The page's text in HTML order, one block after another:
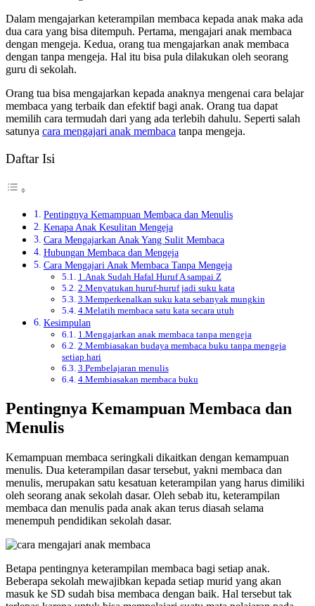
Dalam mengajarkan keterampilan membaca kepada anak maka ada
dua cara yang bisa ditempuh. Pertama, mengajari anak membaca
dengan mengeja. Kedua, orang tua mengajarkan anak membaca
dengan tanpa mengeja. Hal itu bisa pula dilakukan oleh seorang
guru di sekolah.
Orang tua bisa mengajarkan kepada anaknya mengenai cara belajar
membaca yang terbaik dan efektif bagi anak. Orang tua dapat
memilih cara termudah dari yang ada terlebih dahulu. Seperti salah
satunya cara mengajari anak membaca tanpa mengeja.
Daftar Isi
Pentingnya Kemampuan Membaca dan Menulis
Kenapa Anak Kesulitan Mengeja
Cara Mengajarkan Anak Yang Sulit Membaca
Hubungan Membaca dan Mengeja
Cara Mengajari Anak Membaca Tanpa Mengeja
1.Anak Sudah Hafal Huruf A sampai Z
2.Menyatukan huruf-huruf jadi suku kata
3.Memperkenalkan suku kata sebanyak mungkin
4.Melatih membaca satu kata secara utuh
Kesimpulan
1.Mengajarkan anak membaca tanpa mengeja
2.Membiasakan budaya membaca buku tanpa mengeja
setiap hari
3.Pembelajaran menulis
4.Membiasakan membaca buku
Pentingnya Kemampuan Membaca dan
Menulis
Kemampuan membaca seringkali dikaitkan dengan kemampuan
menulis. Dua keterampilan dasar tersebut, yakni membaca dan
menulis, merupakan satu kesatuan keterampilan yang harus dimiliki
oleh seorang anak sekolah dasar. Oleh sebab itu, keterampilan
membaca dan menulis pada anak akan terus diasah selama
menempuh pendidikan sekolah dasar.
Betapa pentingnya keterampilan membaca bagi setiap anak.
Beberapa sekolah mewajibkan kepada setiap murid yang akan
masuk ke SD sudah bisa membaca dengan baik. Hal tersebut tak